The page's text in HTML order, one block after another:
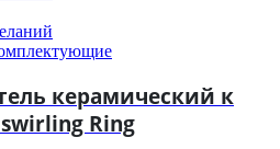
керамический к
Ring